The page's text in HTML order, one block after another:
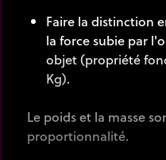
Faire la distinction
la force subie par
objet (propriété
Kg).
Le poids et la masse
proportionnalité.